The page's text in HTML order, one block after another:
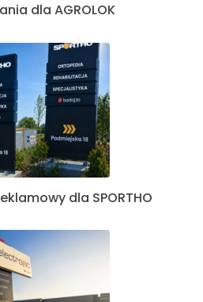
dla AGROLOK
dla SPORTHO